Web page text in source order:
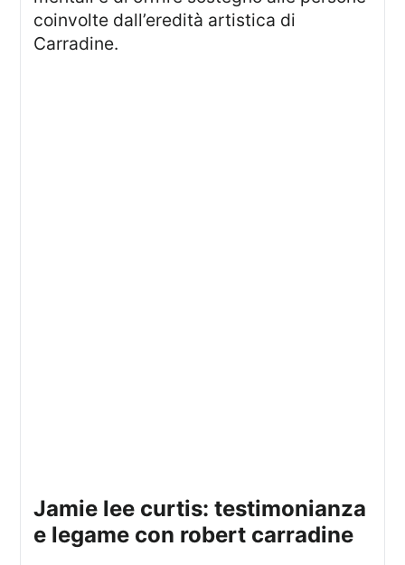
coinvolte dall’eredità artistica di
Carradine.
jamie lee curtis: testimonianza
e legame con robert carradine